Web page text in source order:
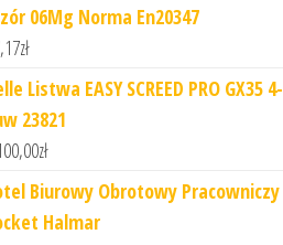
06Mg Norma En20347
zł
Listwa EASY SCREED PRO GX35 4-
23821
zł
Biurowy Obrotowy Pracowniczy
Halmar